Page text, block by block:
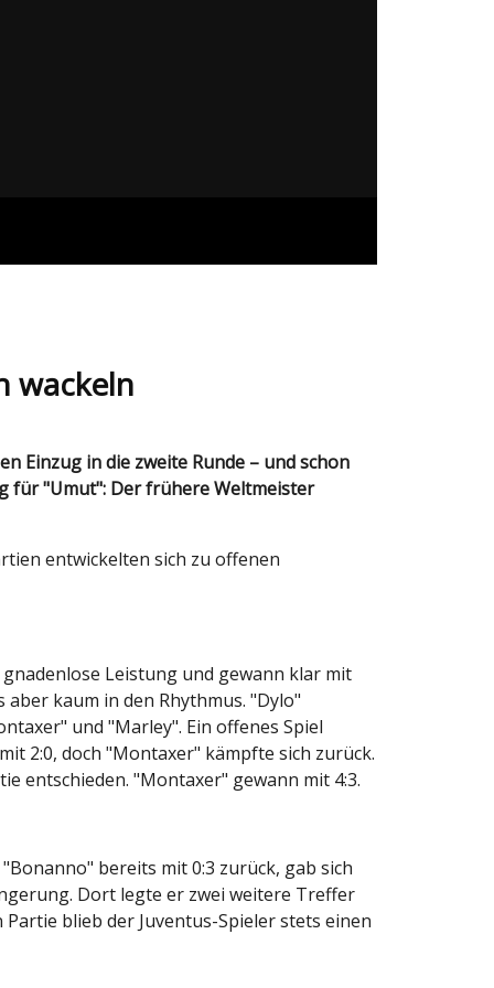
wackeln
für "Umut": Der frühere Weltmeister
entwickelten sich zu offenen
Leistung und gewann klar mit
kaum in den Rhythmus. "Dylo"
und "Marley". Ein offenes Spiel
2:0, doch "Montaxer" kämpfte sich zurück.
entschieden. "Montaxer" gewann mit 4:3.
bereits mit 0:3 zurück, gab sich
Dort legte er zwei weitere Treffer
blieb der Juventus-Spieler stets einen